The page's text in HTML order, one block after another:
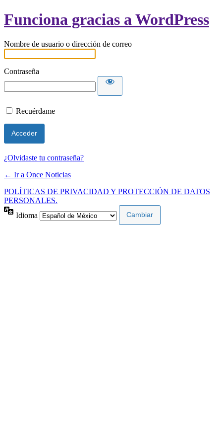
Funciona gracias a WordPress
Nombre de usuario o dirección de correo
Contraseña
Recuérdame
¿Olvidaste tu contraseña?
← Ir a Once Noticias
POLÍTICAS DE PRIVACIDAD Y PROTECCIÓN DE DATOS
PERSONALES.
Idioma